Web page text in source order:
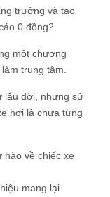
trưởng và tạo
0 đồng?
một chương
trung tâm.
lâu đời, nhưng sử
hơi là chưa từng
hào về chiếc xe
mang lại